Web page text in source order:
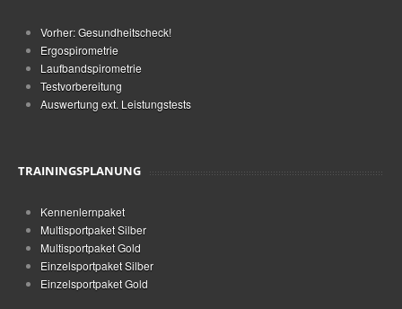
Vorher: Gesundheitscheck!
Ergospirometrie
Laufbandspirometrie
Testvorbereitung
Auswertung ext. Leistungstests
TRAININGSPLANUNG
Kennenlernpaket
Multisportpaket Silber
Multisportpaket Gold
Einzelsportpaket Silber
Einzelsportpaket Gold